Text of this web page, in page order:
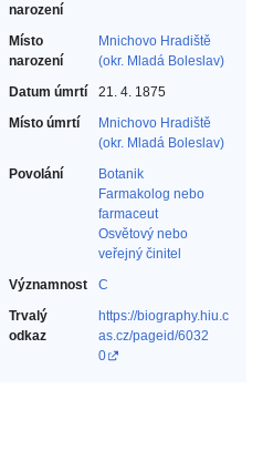
narození
Místo
narození
Mnichovo Hradiště
(okr. Mladá Boleslav)
Datum úmrtí
21. 4. 1875
Místo úmrtí
Mnichovo Hradiště
(okr. Mladá Boleslav)
Povolání
Botanik‎
Farmakolog nebo
farmaceut‎
Osvětový nebo
veřejný činitel‎
Významnost
C
Trvalý
odkaz
https://biography.hiu.c
as.cz/pageid/6032
0